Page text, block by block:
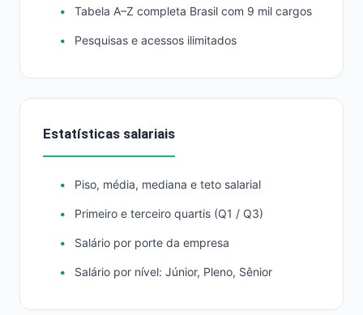
Tabela A–Z completa Brasil com 9 mil cargos
Pesquisas e acessos ilimitados
Estatísticas salariais
Piso, média, mediana e teto salarial
Primeiro e terceiro quartis (Q1 / Q3)
Salário por porte da empresa
Salário por nível: Júnior, Pleno, Sênior